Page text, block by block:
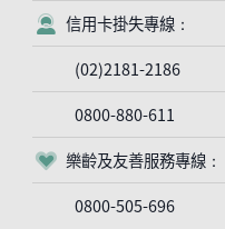
客服符號
信用卡掛失專線：
(02)2181-2186
0800-880-611
客服符號
樂齡及友善服務專線：
0800-505-696